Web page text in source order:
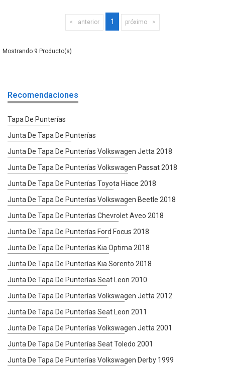
anterior 1 próximo
9
Recomendaciones
Tapa De Punterías
Junta De Tapa De Punterías
Junta De Tapa De Punterías Volkswagen Jetta 2018
Junta De Tapa De Punterías Volkswagen Passat 2018
Junta De Tapa De Punterías Toyota Hiace 2018
Junta De Tapa De Punterías Volkswagen Beetle 2018
Junta De Tapa De Punterías Chevrolet Aveo 2018
Junta De Tapa De Punterías Ford Focus 2018
Junta De Tapa De Punterías Kia Optima 2018
Junta De Tapa De Punterías Kia Sorento 2018
Junta De Tapa De Punterías Seat Leon 2010
Junta De Tapa De Punterías Volkswagen Jetta 2012
Junta De Tapa De Punterías Seat Leon 2011
Junta De Tapa De Punterías Volkswagen Jetta 2001
Junta De Tapa De Punterías Seat Toledo 2001
Junta De Tapa De Punterías Volkswagen Derby 1999